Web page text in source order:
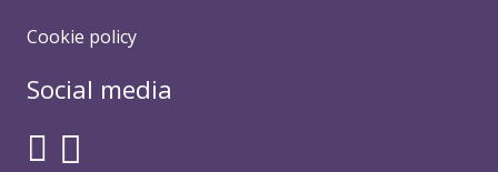
Cookie policy
Social media